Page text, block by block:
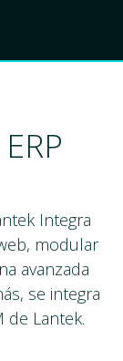
Integra
modular
avanzada
se integra
de Lantek.